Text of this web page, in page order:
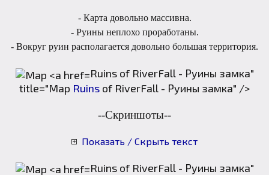
- Карта довольно массивна.
- Руины неплохо проработаны.
- Вокруг руин располагается довольно большая территория.
Ruins of RiverFall - Руины замка"
title="Map Ruins of RiverFall - Руины замка" />
--Скриншоты--
Показать / Скрыть текст
Ruins of RiverFall - Руины замка"